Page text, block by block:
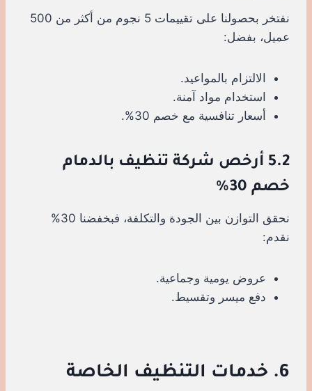
نفتخر بحصولنا على تقييمات 5 نجوم من أكثر من 500
عميل، بفضل:
الالتزام بالمواعيد.
استخدام مواد آمنة.
أسعار تنافسية مع خصم 30%.
5.2 أرخص شركة تنظيف بالدمام
خصم 30%
نحقق التوازن بين الجودة والتكلفة، فبخفضنا 30%
نقدم:
عروض يومية وجماعية.
دفع ميسر وتقسيط.
6. خدمات التنظيف الخاصة